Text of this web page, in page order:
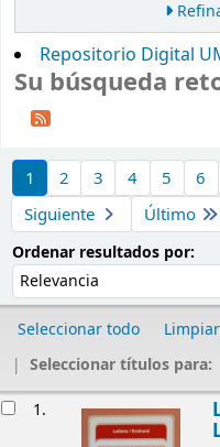
Repositorio Digital
Su búsqueda
1 2 3 4 5 6
Siguiente
Último
Ordenar resultados por:
Seleccionar todo
Seleccionar títulos para:
1.